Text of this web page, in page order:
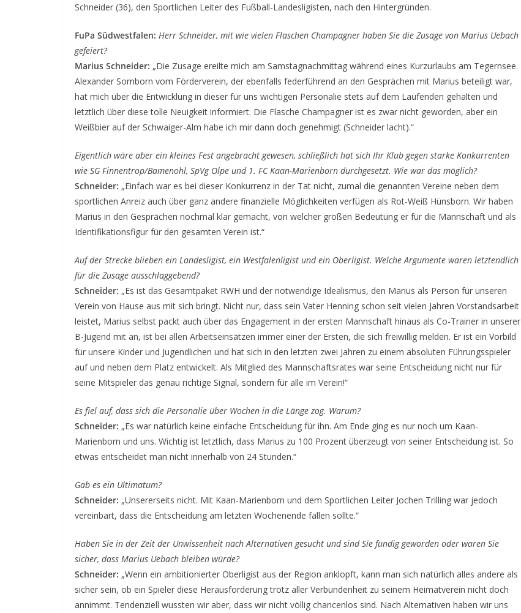
Schneider (36), den Sportlichen Leiter des Fußball-Landesligisten, nach den Hintergründen.
FuPa Südwestfalen: Herr Schneider, mit wie vielen Flaschen Champagner haben Sie die Zusage von Marius Uebach
gefeiert?
Marius Schneider: „Die Zusage ereilte mich am Samstagnachmittag während eines Kurzurlaubs am Tegernsee.
Alexander Somborn vom Förderverein, der ebenfalls federführend an den Gesprächen mit Marius beteiligt war,
hat mich über die Entwicklung in dieser für uns wichtigen Personalie stets auf dem Laufenden gehalten und
letztlich über diese tolle Neuigkeit informiert. Die Flasche Champagner ist es zwar nicht geworden, aber ein
Weißbier auf der Schwaiger-Alm habe ich mir dann doch genehmigt (Schneider lacht).“
Eigentlich wäre aber ein kleines Fest angebracht gewesen, schließlich hat sich Ihr Klub gegen starke Konkurrenten
wie SG Finnentrop/Bamenohl, SpVg Olpe und 1. FC Kaan-Marienborn durchgesetzt. Wie war das möglich?
Schneider: „Einfach war es bei dieser Konkurrenz in der Tat nicht, zumal die genannten Vereine neben dem
sportlichen Anreiz auch über ganz andere finanzielle Möglichkeiten verfügen als Rot-Weiß Hünsborn. Wir haben
Marius in den Gesprächen nochmal klar gemacht, von welcher großen Bedeutung er für die Mannschaft und als
Identifikationsfigur für den gesamten Verein ist.“
Auf der Strecke blieben ein Landesligist, ein Westfalenligist und ein Oberligist. Welche Argumente waren letztendlich
für die Zusage ausschlaggebend?
Schneider: „Es ist das Gesamtpaket RWH und der notwendige Idealismus, den Marius als Person für unseren
Verein von Hause aus mit sich bringt. Nicht nur, dass sein Vater Henning schon seit vielen Jahren Vorstandsarbeit
leistet, Marius selbst packt auch über das Engagement in der ersten Mannschaft hinaus als Co-Trainer in unserer
B-Jugend mit an, ist bei allen Arbeitseinsätzen immer einer der Ersten, die sich freiwillig melden. Er ist ein Vorbild
für unsere Kinder und Jugendlichen und hat sich in den letzten zwei Jahren zu einem absoluten Führungsspieler
auf und neben dem Platz entwickelt. Als Mitglied des Mannschaftsrates war seine Entscheidung nicht nur für
seine Mitspieler das genau richtige Signal, sondern für alle im Verein!“
Es fiel auf, dass sich die Personalie über Wochen in die Länge zog. Warum?
Schneider: „Es war natürlich keine einfache Entscheidung für ihn. Am Ende ging es nur noch um Kaan-
Marienborn und uns. Wichtig ist letztlich, dass Marius zu 100 Prozent überzeugt von seiner Entscheidung ist. So
etwas entscheidet man nicht innerhalb von 24 Stunden.“
Gab es ein Ultimatum?
Schneider: „Unsererseits nicht. Mit Kaan-Marienborn und dem Sportlichen Leiter Jochen Trilling war jedoch
vereinbart, dass die Entscheidung am letzten Wochenende fallen sollte.“
Haben Sie in der Zeit der Unwissenheit nach Alternativen gesucht und sind Sie fündig geworden oder waren Sie
sicher, dass Marius Uebach bleiben würde?
Schneider: „Wenn ein ambitionierter Oberligist aus der Region anklopft, kann man sich natürlich alles andere als
sicher sein, ob ein Spieler diese Herausforderung trotz aller Verbundenheit zu seinem Heimatverein nicht doch
annimmt. Tendenziell wussten wir aber, dass wir nicht völlig chancenlos sind. Nach Alternativen haben wir uns